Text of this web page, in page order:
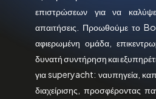
επιστρώσεων για να
απαιτήσεις. Προωθούμε το
αφιερωμένη ομάδα,
δυνατή συντήρηση και
για superyacht: ναυπηγεία,
διαχείρισης, προσφέροντας